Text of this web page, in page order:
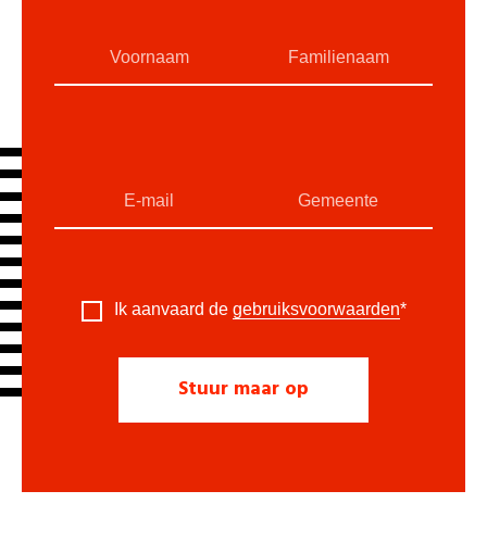
Ik aanvaard de gebruiksvoorwaarden*